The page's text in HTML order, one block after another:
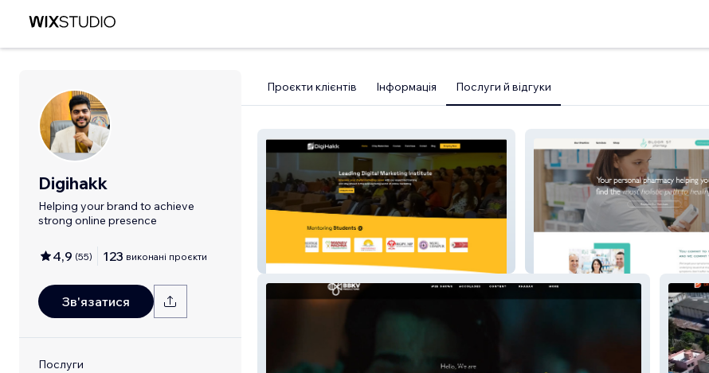
Digihakk
Helping your brand to achieve
strong online presence
4,9 (55) 123 виконані проєкти
Зв'язатися
Послуги
Проєкти клієнтів Інформація Послуги й відгуки
Digihakk Bloor St Pharmacy